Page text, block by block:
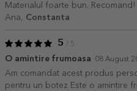
Materialul foarte bun. Recomand!
Ana, Constanta
5 / 5
O amintire frumoasa 08 August
Am comandat acest produs
pentru un botez Este o amintire